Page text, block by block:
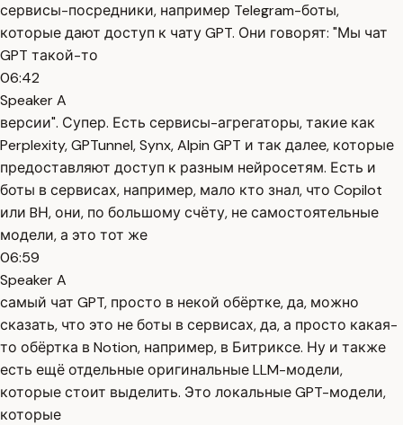
сервисы-посредники, например Telegram-боты,
которые дают доступ к чату GPT. Они говорят: "Мы чат
GPT такой-то
06:42
Speaker A
версии". Супер. Есть сервисы-агрегаторы, такие как
Perplexity, GPTunnel, Synx, Alpin GPT и так далее, которые
предоставляют доступ к разным нейросетям. Есть и
боты в сервисах, например, мало кто знал, что Copilot
или BН, они, по большому счёту, не самостоятельные
модели, а это тот же
06:59
Speaker A
самый чат GPT, просто в некой обёртке, да, можно
сказать, что это не боты в сервисах, да, а просто какая-
то обёртка в Notion, например, в Битриксе. Ну и также
есть ещё отдельные оригинальные LLM-модели,
которые стоит выделить. Это локальные GPT-модели,
которые